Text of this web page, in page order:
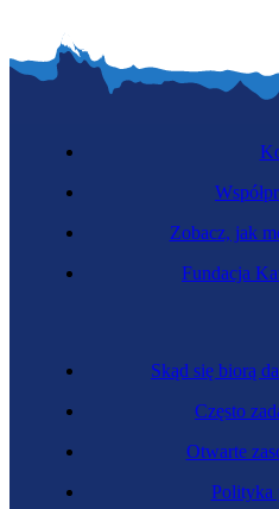
Specjalistka resocjalizacji
Skąd się biorą
Często
Otwarte
Polityka
Zobacz, jak
Fundacja